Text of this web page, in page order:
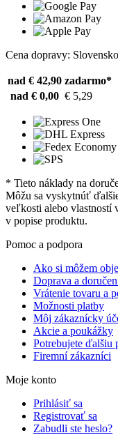
Cena dopravy: Slovensko
nad € 42,90 zadarmo*
nad € 0,00 € 5,29
* Tieto náklady na
Môžu sa vyskytnúť
veľkosti alebo vlastností
v popise produktu.
Pomoc a podpora
Ako si môžem
Doprava a
Vrátenie tovaru a
Možnosti platby
Môj zákaznícky
Akcie a poukážky
Potrebujete ďalšiu
Firemní zákazníci
Moje konto
Prihlásiť sa
Registrovať sa
Zabudli ste heslo?